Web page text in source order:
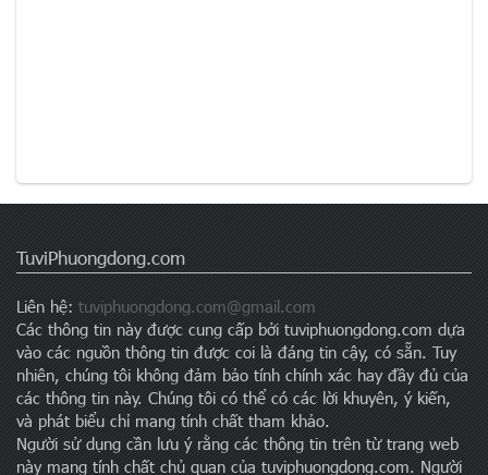
TuviPhuongdong.com
Liên hệ: tuviphuongdong.com@gmail.com
Các thông tin này được cung cấp bởi tuviphuongdong.com dựa
vào các nguồn thông tin được coi là đáng tin cậy, có sẵn. Tuy
nhiên, chúng tôi không đảm bảo tính chính xác hay đầy đủ của
các thông tin này. Chúng tôi có thể có các lời khuyên, ý kiến,
và phát biểu chỉ mang tính chất tham khảo.
Người sử dụng cần lưu ý rằng các thông tin trên từ trang web
này mang tính chất chủ quan của tuviphuongdong.com. Người